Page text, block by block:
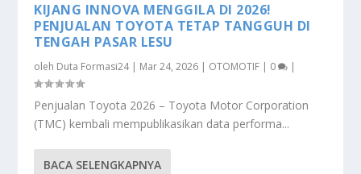
KIJANG INNOVA MENGGILA DI 2026!
PENJUALAN TOYOTA TETAP TANGGUH DI
TENGAH PASAR LESU
oleh Duta Formasi24| Mar 24, 2026 | OTOMOTIF | 0 |
Penjualan Toyota 2026 – Toyota Motor Corporation
(TMC) kembali mempublikasikan data performa...
BACA SELENGKAPNYA